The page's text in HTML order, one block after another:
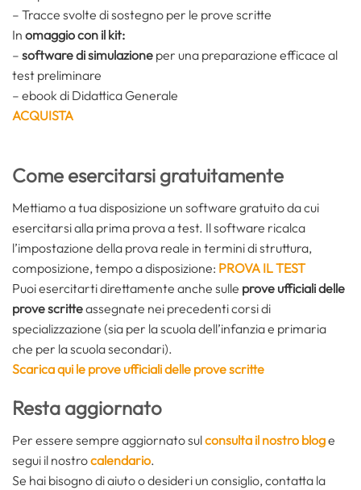
– Tracce svolte di sostegno per le prove scritte
In omaggio con il kit:
– software di simulazione per una preparazione efficace al
test preliminare
– ebook di Didattica Generale
ACQUISTA
Come esercitarsi gratuitamente
Mettiamo a tua disposizione un software gratuito da cui
esercitarsi alla prima prova a test. Il software ricalca
l’impostazione della prova reale in termini di struttura,
composizione, tempo a disposizione: PROVA IL TEST
Puoi esercitarti direttamente anche sulle prove ufficiali delle
prove scritteassegnate nei precedenti corsi di
specializzazione (sia per la scuola dell’infanzia e primaria
che per la scuola secondari).
Scarica qui le prove ufficiali delle prove scritte
Resta aggiornato
Per essere sempre aggiornato sulconsulta il nostro bloge
segui il nostrocalendario.
Se hai bisogno di aiuto o desideri un consiglio, contatta la